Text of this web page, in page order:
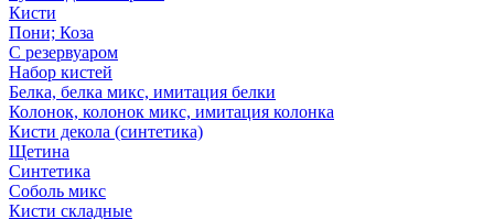
Кисти
Пони; Коза
С резервуаром
Набор кистей
Белка, белка микс, имитация белки
Колонок, колонок микс, имитация колонка
Кисти декола (синтетика)
Щетина
Синтетика
Соболь микс
Кисти складные